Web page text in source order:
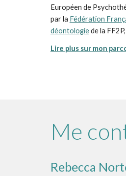
Européen de
par la Fédération
déontologiede la
Lire plus sur mon
Me
Rebecca